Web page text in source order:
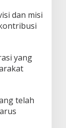
dan misi
yang
telah